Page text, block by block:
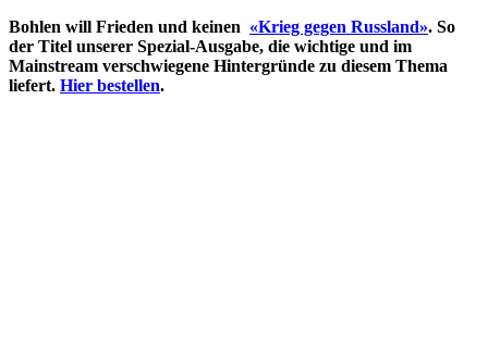
Bohlen will Frieden und keinen «Krieg gegen Russland». So
der Titel unserer Spezial-Ausgabe, die wichtige und im
Mainstream verschwiegene Hintergründe zu diesem Thema
liefert. Hier bestellen.